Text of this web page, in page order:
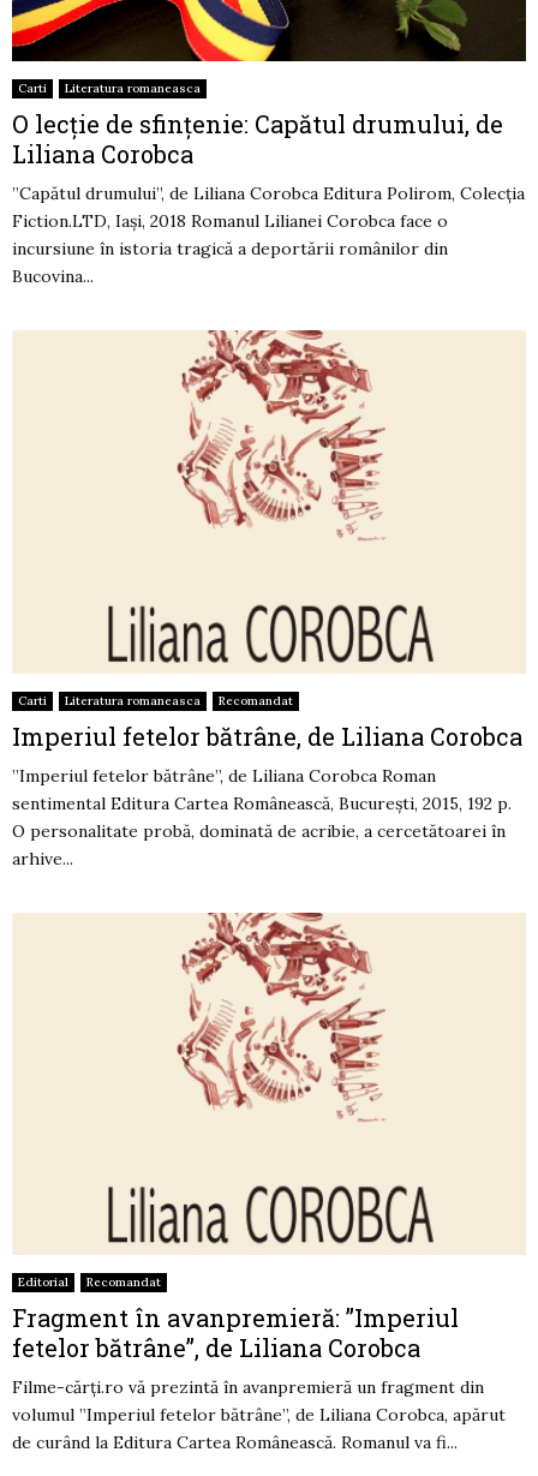
Carti Literatura romaneasca
O lecție de sfințenie: Capătul drumului, de
Liliana Corobca
”Capătul drumului”, de Liliana Corobca Editura Polirom, Colecția
Fiction.LTD, Iași, 2018 Romanul Lilianei Corobca face o
incursiune în istoria tragică a deportării românilor din
Bucovina...
Carti Literatura romaneasca Recomandat
Imperiul fetelor bătrâne, de Liliana Corobca
”Imperiul fetelor bătrâne”, de Liliana Corobca Roman
sentimental Editura Cartea Românească, București, 2015, 192 p.
O personalitate probă, dominată de acribie, a cercetătoarei în
arhive...
Editorial Recomandat
Fragment în avanpremieră: ”Imperiul
fetelor bătrâne”, de Liliana Corobca
Filme-cărți.ro vă prezintă în avanpremieră un fragment din
volumul ”Imperiul fetelor bătrâne”, de Liliana Corobca, apărut
de curând la Editura Cartea Românească. Romanul va fi...